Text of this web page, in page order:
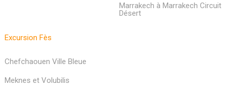
Marrakech à Marrakech Circuit
Désert
Excursion Fès
Chefchaouen Ville Bleue
Meknes et Volubilis